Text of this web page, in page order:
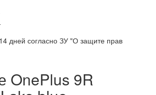
14 дней согласно ЗУ "О защите прав
OnePlus 9R